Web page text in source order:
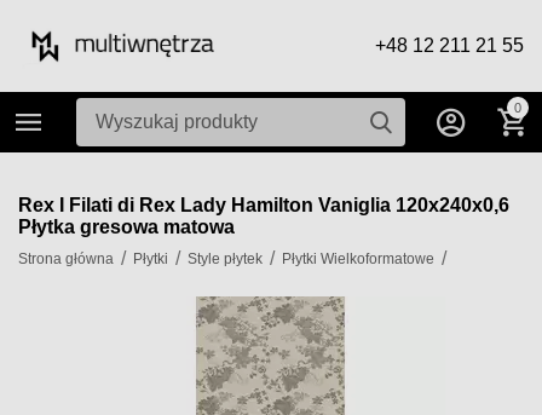
+48 12 211 21 55
0
Rex I Filati di Rex Lady Hamilton Vaniglia 120x240x0,6
Płytka gresowa matowa
Strona główna / Płytki / Style płytek / Płytki Wielkoformatowe /